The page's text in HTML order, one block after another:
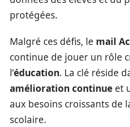
protégées.
Malgré ces défis, le mail
continue de jouer un rôle
l’éducation. La clé réside
amélioration continue et
aux besoins croissants de
scolaire.